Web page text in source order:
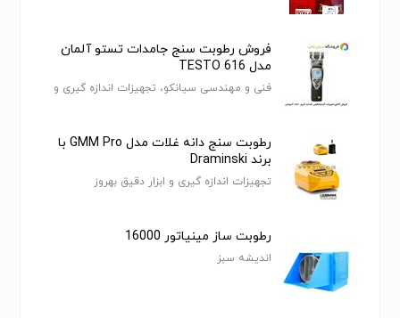
سنج را می توان برای اندازه گیری بیشتر انواع بنایی، گچ،
چوب، بتن، سیمان، مسکن و کانکس استفاده کرد. این ابزار
عالی برای صاحبان خانه، سازندگان، نجاران و باغبانان برای
شناسایی مشکلات نشتی و نشتی است. توجه: مواد فلزی و
سطوح ناهموار را نمی توان اندازه گیری کرد.
فروش رطوبت سنج جامدات تستو آلمان
مدل TESTO 616
فنی و مهندسی سیانکو، تجهیزات اندازه گیری و
رطوبت سنج دانه غلات مدل GMM Pro با
برند Draminski
تجهیزات اندازه گیری و ابزار دقیق بهروز
رطوبت ساز مینیاتور 16000
اندیشه سبز